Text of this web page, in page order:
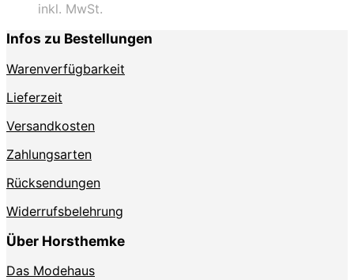
inkl. MwSt.
Infos zu Bestellungen
Warenverfügbarkeit
Lieferzeit
Versandkosten
Zahlungsarten
Rücksendungen
Widerrufsbelehrung
Über Horsthemke
Das Modehaus